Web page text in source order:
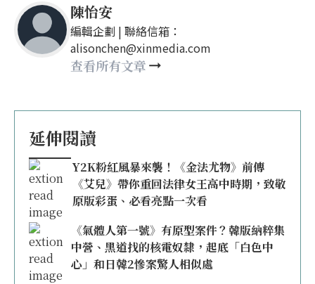
陳怡安
編輯企劃 | 聯絡信箱：
alisonchen@xinmedia.com
查看所有文章
延伸閱讀
Y2K粉紅風暴來襲！《金法尤物》前傳
《艾兒》帶你重回法律女王高中時期，致敬
原版彩蛋、必看亮點一次看
《氣體人第一號》有原型案件？韓版納粹集
中營、黑道找的核電奴隸，起底「白色中
心」和日韓2慘案驚人相似處